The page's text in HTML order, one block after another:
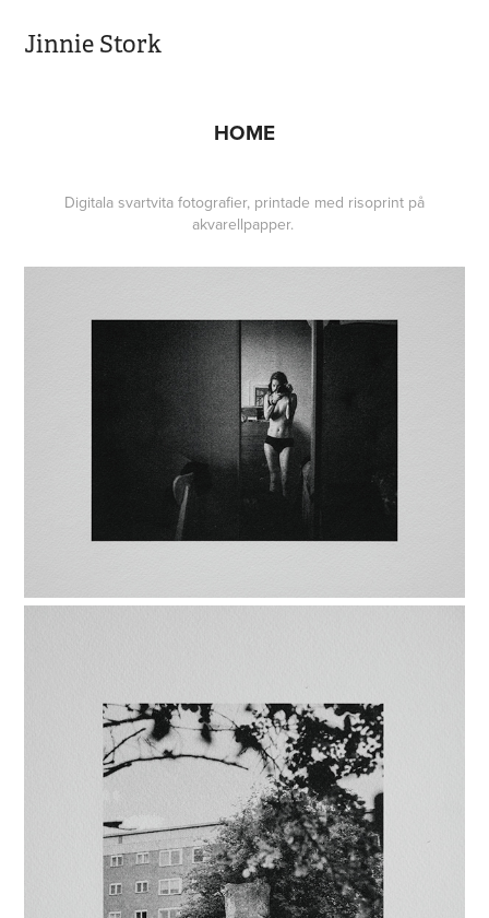
Jinnie Stork
HOME
Digitala svartvita fotografier, printade med risoprint på
akvarellpapper.